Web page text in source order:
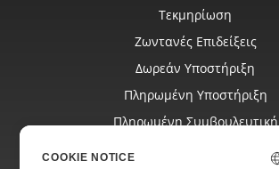
Τεκμηρίωση
Ζωντανές Επιδείξεις
Δωρεάν Υποστήριξη
Πληρωμένη Υποστήριξη
Πληρωμένη Συμβουλευτική
COOKIE NOTICE